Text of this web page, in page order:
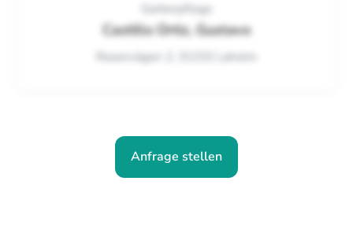
Gartenpflege
Castillo Ortiz, Gustavo
Rosenvägen 2, 31232 Laholm
Anfrage stellen